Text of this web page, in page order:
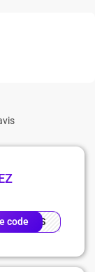
codeQUIS